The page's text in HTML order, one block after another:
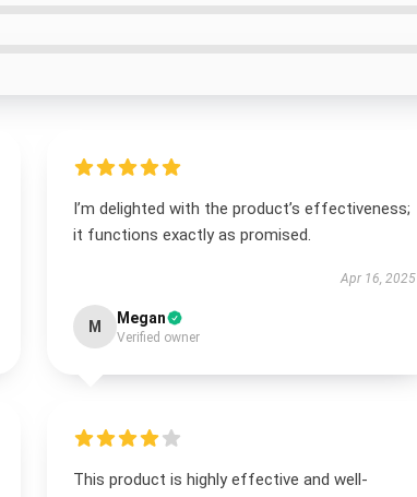
I’m delighted with the product’s effectiveness;
it functions exactly as promised.
Apr 16, 2025
M Megan
Verified owner
This product is highly effective and well-